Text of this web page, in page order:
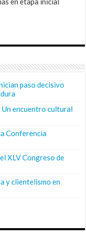
paso decisivo
Un encuentro cultural
Conferencia
XLV Congreso de
y clientelismo en